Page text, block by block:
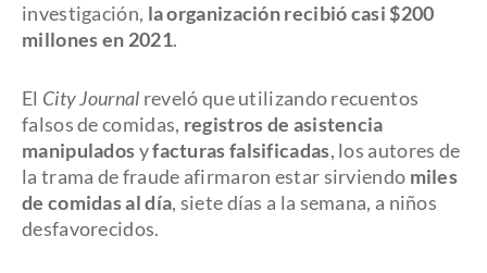
investigación, la organización recibió casi $200
millones en 2021.
El City Journal reveló que utilizando recuentos
falsos de comidas, registros de asistencia
manipuladosyfacturas falsificadas, los autores de
la trama de fraude afirmaron estar sirviendo miles
de comidas al día, siete días a la semana, a niños
desfavorecidos.